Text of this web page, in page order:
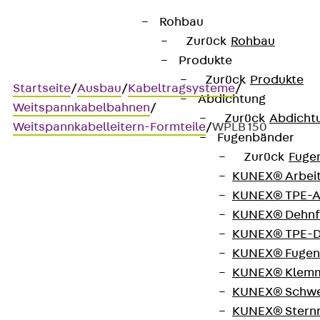
Rohbau
Zurück Rohbau
Produkte
Zurück Produkte
Abdichtung
Zurück
Fugenbänder
Zurück
KUNEX®
KUNEX®
KUNEX®
KUNEX®
KUNEX®
KUNEX®
KUNEX®
KUNEX®
Startseite/Ausbau/Kabeltragsysteme/
Weitspannkabelbahnen/
Weitspannkabelleitern-Formteile/WPLB 150
Weitspannkabelleiter-
Bogen, Höhe = 150 mm